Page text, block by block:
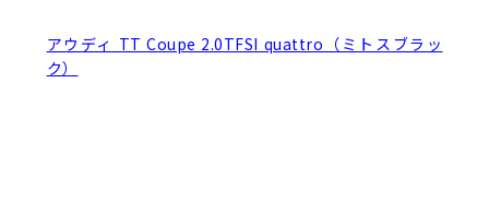
アウディ TT Coupe 2.0TFSI quattro（ミトスブラッ
ク）